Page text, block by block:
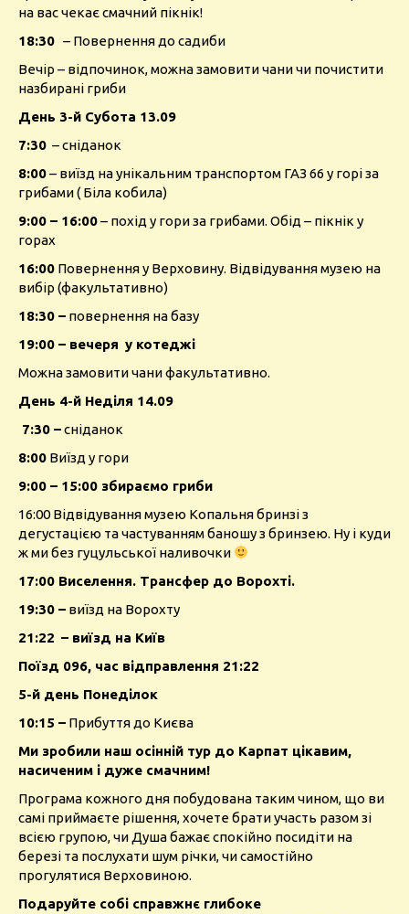
на вас чекає смачний пікнік!
18:30 – Повернення до садиби
Вечір – відпочинок, можна замовити чани чи почистити
назбирані гриби
День 3-й Субота 13.09
7:30 – сніданок
8:00– виїзд на унікальним транспортом ГАЗ 66 у горі за
грибами ( Біла кобила)
9:00 – 16:00– похід у гори за грибами. Обід – пікнік у
горах
16:00 Повернення у Верховину. Відвідування музею на
вибір (факультативно)
18:30 – повернення на базу
19:00 – вечеря у котеджі
Можна замовити чани факультативно.
День 4-й Неділя 14.09
7:30 –сніданок
8:00 Виїзд у гори
9:00 – 15:00 збираємо гриби
16:00 Відвідування музею Копальня бринзі з
дегустацією та частуванням баношу з бринзею. Ну і куди
ж ми без гуцульської наливочки
17:00 Виселення. Трансфер до Ворохті.
19:30 – виїзд на Ворохту
21:22 – виїзд на Київ
Поїзд 096, час відправлення 21:22
5-й день Понеділок
10:15 – Прибуття до Києва
Ми зробили наш осінній тур до Карпат цікавим,
насиченим і дуже смачним!
Програма кожного дня побудована таким чином, що ви
самі приймаєте рішення, хочете брати участь разом зі
всією групою, чи Душа бажає спокійно посидіти на
березі та послухати шум річки, чи самостійно
прогулятися Верховиною.
Подаруйте собі справжнє глибоке